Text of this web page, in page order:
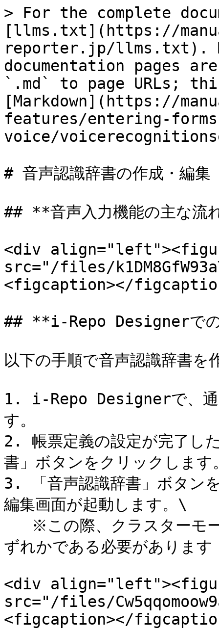
> For the complete
[llms.txt](https://
reporter.jp/llms.txt).
documentation pages
`.md` to page URLs;
[Markdown](https://
features/entering-
voice/
# 音声認識辞書の作成・編集
## **音声入力機能の主な流
<div
src="/files/
<figcaption></
## **i-Repo Designerでの
以下の手順で音声認識辞書を
1. i-Repo Designerで、通
す。
2. 帳票定義の設定が完了し
書」ボタンをクリックします
3. 「音声認識辞書」ボタン
編集画面が起動します。\
ずれかである必要があります
<div
src="/files/
<figcaption></